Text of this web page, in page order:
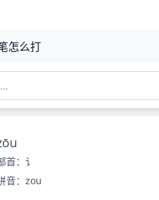
怎么打
首：讠
音：zou